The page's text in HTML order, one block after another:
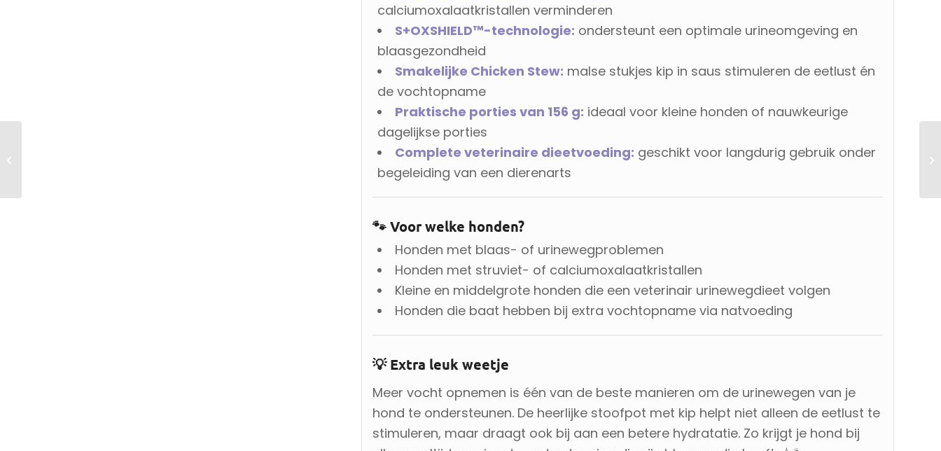
calciumoxalaatkristallen verminderen
S+OXSHIELD™-technologie: ondersteunt een optimale urineomgeving en
blaasgezondheid
Smakelijke Chicken Stew: malse stukjes kip in saus stimuleren de eetlust én
de vochtopname
Praktische porties van 156 g: ideaal voor kleine honden of nauwkeurige
dagelijkse porties
Complete veterinaire dieetvoeding: geschikt voor langdurig gebruik onder
begeleiding van een dierenarts
🐾 Voor welke honden?
Honden met blaas- of urinewegproblemen
Honden met struviet- of calciumoxalaatkristallen
Kleine en middelgrote honden die een veterinair urinewegdieet volgen
Honden die baat hebben bij extra vochtopname via natvoeding
💡 Extra leuk weetje
Meer vocht opnemen is één van de beste manieren om de urinewegen van je
hond te ondersteunen. De heerlijke stoofpot met kip helpt niet alleen de eetlust te
stimuleren, maar draagt ook bij aan een betere hydratatie. Zo krijgt je hond bij